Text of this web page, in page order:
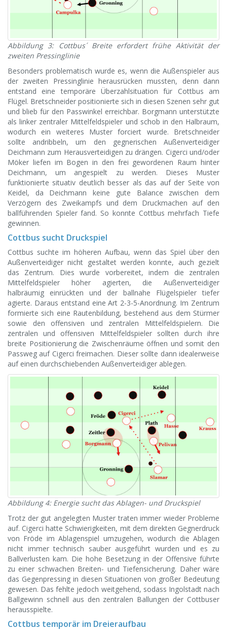
Abbildung 3: Cottbus´ Breite erfordert frühe Aktivität der
zweiten Pressinglinie
Besonders problematisch wurde es, wenn die Außenspieler aus
der zweiten Pressinglinie herausrücken mussten, denn dann
entstand eine temporäre Überzahlsituation für Cottbus am
Flügel. Bretschneider positionierte sich in diesen Szenen sehr gut
und blieb für den Passwinkel erreichbar. Borgmann unterstützte
als linker zentraler Mittelfeldspieler und schob in den Halbraum,
wodurch ein weiteres Muster forciert wurde. Bretschneider
sollte andribbeln, um den gegnerischen Außenverteidiger
Deichmann zum Herausverteidigen zu drängen. Cigerci und/oder
Möker liefen im Bogen in den frei gewordenen Raum hinter
Deichmann, um angespielt zu werden. Dieses Muster
funktionierte situativ deutlich besser als das auf der Seite von
Keidel, da Deichmann keine gute Balance zwischen dem
Verzögern des Zweikampfs und dem Druckmachen auf den
ballführenden Spieler fand. So konnte Cottbus mehrfach Tiefe
gewinnen.
Cottbus sucht Druckspiel
Cottbus suchte im höheren Aufbau, wenn das Spiel über den
Außenverteidiger nicht gestaltet werden konnte, auch gezielt
das Zentrum. Dies wurde vorbereitet, indem die zentralen
Mittelfeldspieler höher agierten, die Außenverteidiger
halbräumig einrückten und der ballnahe Flügelspieler tiefer
agierte. Daraus entstand eine Art 2-3-5-Anordnung. Im Zentrum
formierte sich eine Rautenbildung, bestehend aus dem Stürmer
sowie den offensiven und zentralen Mittelfeldspielern. Die
zentralen und offensiven Mittelfeldspieler sollten durch ihre
breite Positionierung die Zwischenräume öffnen und somit den
Passweg auf Cigerci freimachen. Dieser sollte dann idealerweise
auf einen durchschiebenden Außenverteidiger ablegen.
Abbildung 4: Energie sucht das Ablagen- und Druckspiel
Trotz der gut angelegten Muster traten immer wieder Probleme
auf. Cigerci hatte Schwierigkeiten, mit dem direkten Gegnerdruck
von Fröde im Ablagenspiel umzugehen, wodurch die Ablagen
nicht immer technisch sauber ausgeführt wurden und es zu
Ballverlusten kam. Die hohe Besetzung in der Offensive führte
zu einer schwachen Breiten- und Tiefensicherung. Daher wäre
das Gegenpressing in diesen Situationen von großer Bedeutung
gewesen. Das fehlte jedoch weitgehend, sodass Ingolstadt nach
Ballgewinn schnell aus den zentralen Ballungen der Cottbuser
herausspielte.
Cottbus temporär im Dreieraufbau